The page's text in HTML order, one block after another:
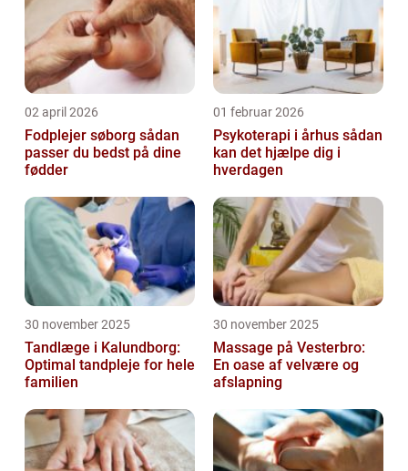
utal...
02 april 2026
Fodplejer søborg sådan
passer du bedst på dine
fødder
01 februar 2026
Psykoterapi i århus sådan
kan det hjælpe dig i
hverdagen
30 november 2025
Tandlæge i Kalundborg:
Optimal tandpleje for hele
familien
30 november 2025
Massage på Vesterbro:
En oase af velvære og
afslapning